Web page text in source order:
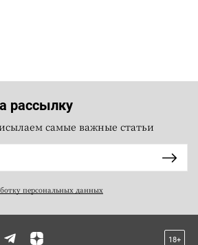
рассылку
самые важные статьи
персональных данных
18+